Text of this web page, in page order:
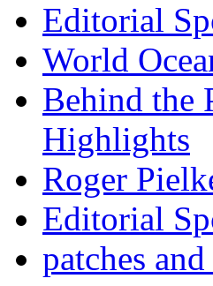
Editorial
World
Behind the
Highlights
Roger
Editorial
patches